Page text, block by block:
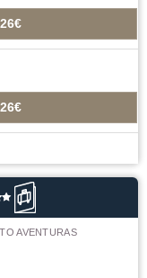
AVENTURAS